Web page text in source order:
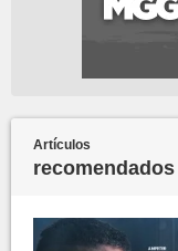
Artículos
recomendados